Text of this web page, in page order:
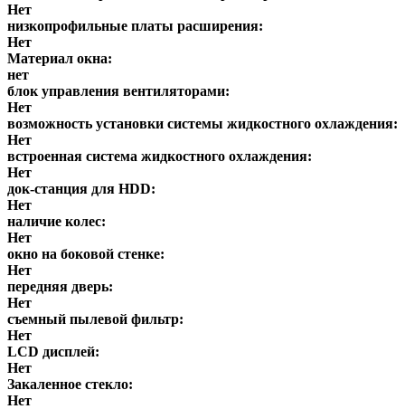
Нет
низкопрофильные платы расширения:
Нет
Материал окна:
нет
блок управления вентиляторами:
Нет
возможность установки системы жидкостного охлаждения:
Нет
встроенная система жидкостного охлаждения:
Нет
док-станция для HDD:
Нет
наличие колес:
Нет
окно на боковой стенке:
Нет
передняя дверь:
Нет
съемный пылевой фильтр:
Нет
LCD дисплей:
Нет
Закаленное стекло:
Нет